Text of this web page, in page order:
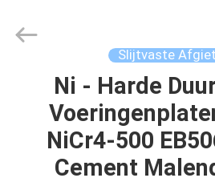
PRODUCTEN
Casting
Slijtvaste
Ni - Harde
NiCr4-500
Cement